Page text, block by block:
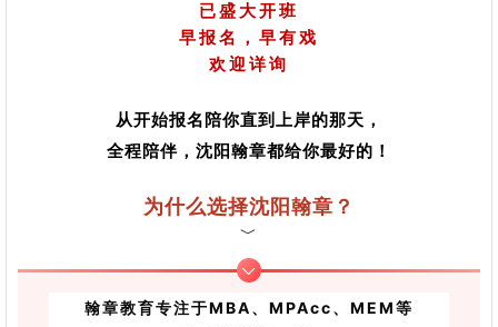
已盛大开班
早报名，早有戏
欢迎详询
从开始报名陪你直到上岸的那天，
全程陪伴，沈阳翰章都给你最好的！
为什么选择沈阳翰章？
﹀
翰章教育专注于MBA、MPAcc、MEM等